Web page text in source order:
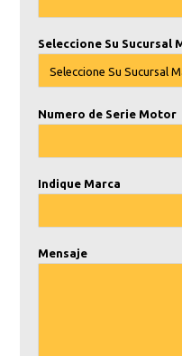
Seleccione Su Sucursal
Numero de Serie Motor
Indique Marca
Mensaje